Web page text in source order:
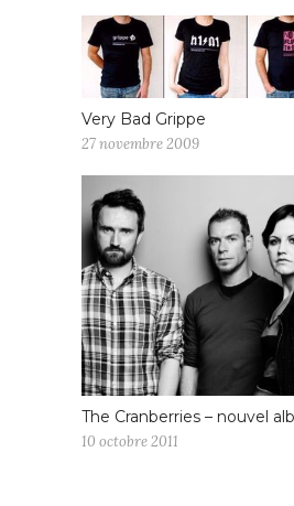
Very Bad Grippe
27 novembre 2009
The Cranberries – nouvel
10 octobre 2011